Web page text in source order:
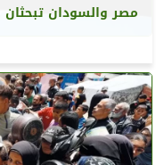
مصر والسودان